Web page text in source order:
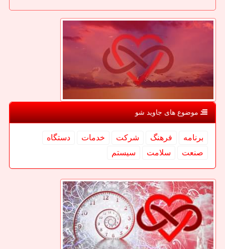
موضوع های جاوید شو
برنامه فرهنگ شركت خدمات
دستگاه
صنعت
سلامت سیستم